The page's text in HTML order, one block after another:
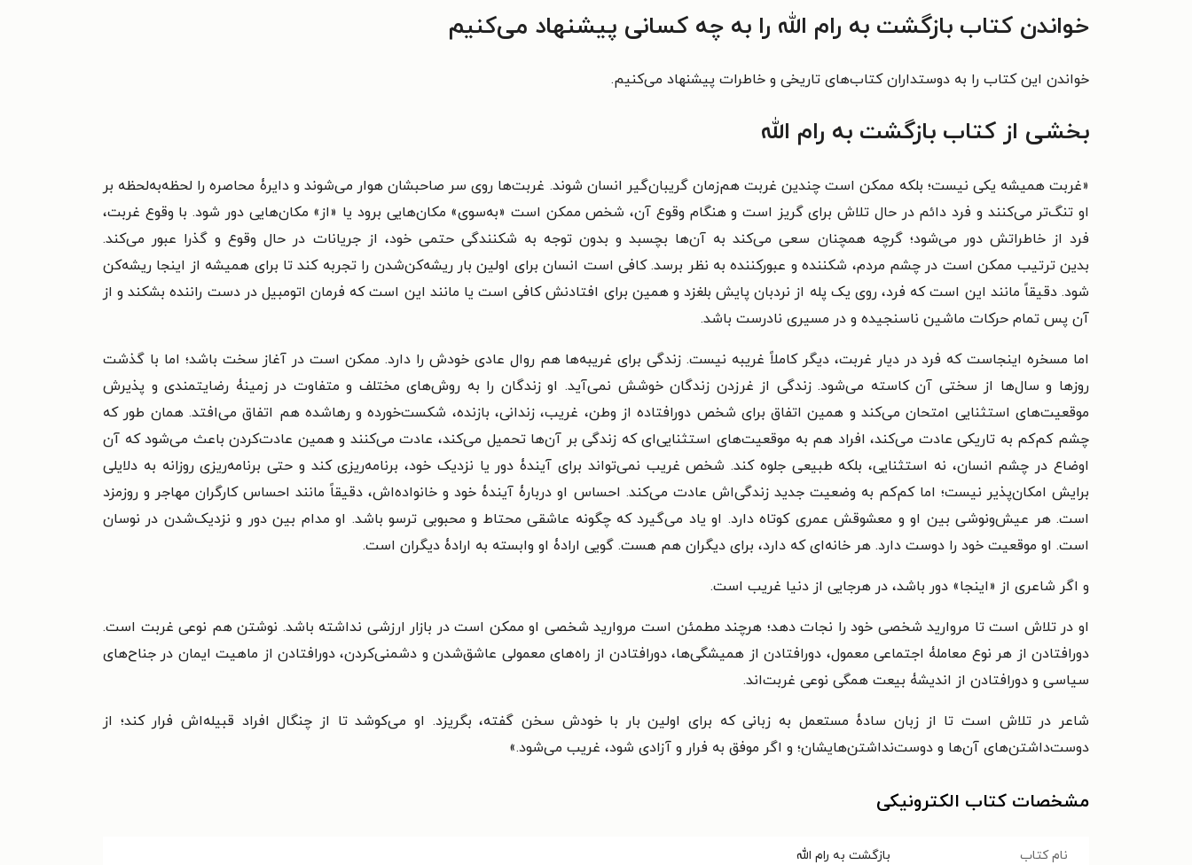
خواندن کتاب بازگشت به رام الله را به چه کسانی پیشنهاد می‌کنیم
خواندن این کتاب را به دوستداران کتاب‌های تاریخی و خاطرات پیشنهاد می‌کنیم.
بخشی از کتاب بازگشت به رام الله
«غربت همیشه یکی نیست؛ بلکه ممکن است چندین غربت هم‌زمان گریبان‌گیر انسان شوند. غربت‌ها روی سر صاحبشان هوار می‌شوند و دایرۀ محاصره را لحظه‌به‌لحظه بر
او تنگ‌تر می‌کنند و فرد دائم در حال تلاش برای گریز است و هنگام وقوع آن، شخص ممکن است «به‌سوی» مکان‌هایی برود یا «از» مکان‌هایی دور شود. با وقوع غربت،
فرد از خاطراتش دور می‌شود؛ گرچه همچنان سعی می‌کند به آن‌ها بچسبد و بدون توجه به شکنندگی حتمی خود، از جریانات در حال وقوع و گذرا عبور می‌کند.
بدین ترتیب ممکن است در چشم مردم، شکننده و عبورکننده به نظر برسد. کافی است انسان برای اولین بار ریشه‌کن‌شدن را تجربه کند تا برای همیشه از اینجا ریشه‌کن
شود. دقیقاً مانند این است که فرد، روی یک پله از نردبان پایش بلغزد و همین برای افتادنش کافی است یا مانند این است که فرمان اتومبیل در دست راننده بشکند و از
آن پس تمام حرکات ماشین ناسنجیده و در مسیری نادرست باشد.
اما مسخره اینجاست که فرد در دیار غربت، دیگر کاملاً غریبه نیست. زندگی برای غریبه‌ها هم روال عادی خودش را دارد. ممکن است در آغاز سخت باشد؛ اما با گذشت
روزها و سال‌ها از سختی آن کاسته می‌شود. زندگی از غرزدن زندگان خوشش نمی‌آید. او زندگان را به روش‌های مختلف و متفاوت در زمینۀ رضایتمندی و پذیرش
موقعیت‌های استثنایی امتحان می‌کند و همین اتفاق برای شخص دورافتاده از وطن، غریب، زندانی، بازنده، شکست‌خورده و رهاشده هم اتفاق می‌افتد. همان طور که
چشم کم‌کم به تاریکی عادت می‌کند، افراد هم به موقعیت‌های استثنایی‌ای که زندگی بر آن‌ها تحمیل می‌کند، عادت می‌کنند و همین عادت‌کردن باعث می‌شود که آن‌
اوضاع در چشم انسان، نه استثنایی، بلکه طبیعی جلوه کند. شخص غریب نمی‌تواند برای آیندۀ دور یا نزدیک خود، برنامه‌ریزی کند و حتی برنامه‌ریزی روزانه به دلایلی
برایش امکان‌پذیر نیست؛ اما کم‌کم به وضعیت جدید زندگی‌اش عادت می‌کند. احساس او دربارۀ آیندۀ خود و خانواده‌اش، دقیقاً مانند احساس کارگران مهاجر و روزمزد
است. هر عیش‌ونوشی بین او و معشوقش عمری کوتاه دارد. او یاد می‌گیرد که چگونه عاشقی محتاط و محبوبی ترسو باشد. او مدام بین دور و نزدیک‌شدن در نوسان
است. او موقعیت خود را دوست دارد. هر خانه‌ای که دارد، برای دیگران هم هست. گویی ارادۀ او وابسته به ارادۀ دیگران است.
و اگر شاعری از «اینجا» دور باشد، در هرجایی از دنیا غریب است.
او در تلاش است تا مروارید شخصی خود را نجات دهد؛ هرچند مطمئن است مروارید شخصی او ممکن است در بازار ارزشی نداشته باشد. نوشتن هم نوعی غربت است.
دورافتادن از هر نوع معاملۀ اجتماعی معمول، دورافتادن از همیشگی‌ها، دورافتادن از راه‌های معمولی عاشق‌شدن و دشمنی‌کردن، دورافتادن از ماهیت ایمان در جناح‌های
سیاسی و دورافتادن از اندیشۀ بیعت همگی نوعی غربت‌اند.
شاعر در تلاش است تا از زبان سادۀ مستعمل به زبانی که برای اولین بار با خودش سخن گفته، بگریزد. او می‌کوشد تا از چنگال افراد قبیله‌اش فرار کند؛ از
دوست‌داشتن‌های آن‌ها و دوست‌نداشتن‌هایشان؛ و اگر موفق به فرار و آزادی شود، غریب می‌شود.»
مشخصات کتاب الکترونیکی
نام کتاب بازگشت به رام الله